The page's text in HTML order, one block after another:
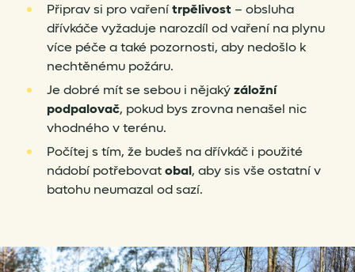
Připrav si pro vařenítrpělivost – obsluha
dřívkáče vyžaduje narozdíl od vaření na plynu
více péče a také pozornosti, aby nedošlo k
nechtěnému požáru.
Je dobré mít se sebou i nějakýzáložní
podpalovač, pokud bys zrovna nenašel nic
vhodného v terénu.
Počítej s tím, že budeš na dřívkáč i použité
nádobí potřebovatobal, aby sis vše ostatní v
batohu neumazal od sazí.